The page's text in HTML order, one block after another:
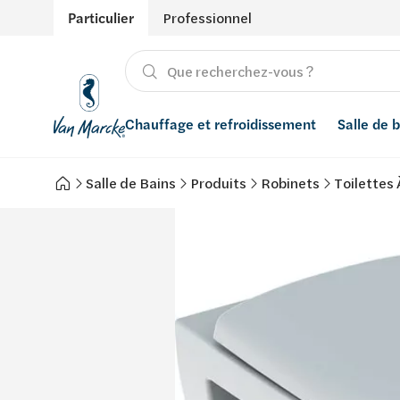
Particulier Professionnel
Chauffage et refroidissement
Chauffage
Salle de
Produits
Énergies renouvelables
Adoucisseurs d’eau
Salle de Bains Produits Robinets Toilettes